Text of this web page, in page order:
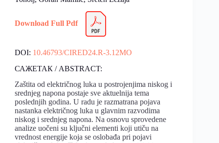
Download Full Pdf
DOI: 10.46793/CIRED24.R-3.12MO
САЖЕТАК / ABSTRACT:
Zaštita od električnog luka u postrojenjima niskog i
srednjeg napona postaje sve aktuelnija tema
poslednjih godina. U radu je razmatrana pojava
nastanka električnog luka u glavnim razvodima
niskog i srednjeg napona. Na osnovu sprovedene
analize uočeni su ključni elementi koji utiču na
vrednost energije koja se oslobađa pri pojavi